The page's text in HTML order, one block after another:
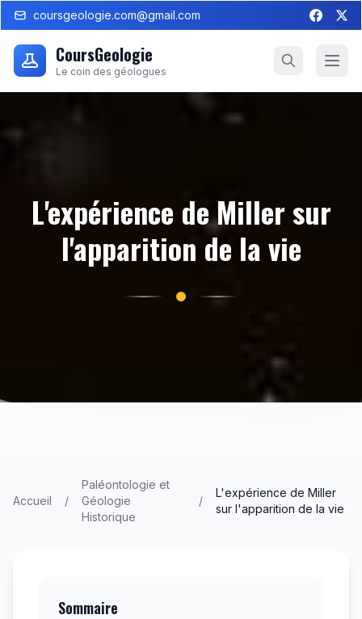
coursgeologie.com@gmail.com
CoursGeologie
Le coin des géologues
L'expérience de Miller sur
l'apparition de la vie
Accueil /
Paléontologie et
Géologie
Historique
/
L'expérience de Miller
sur l'apparition de la vie
Sommaire